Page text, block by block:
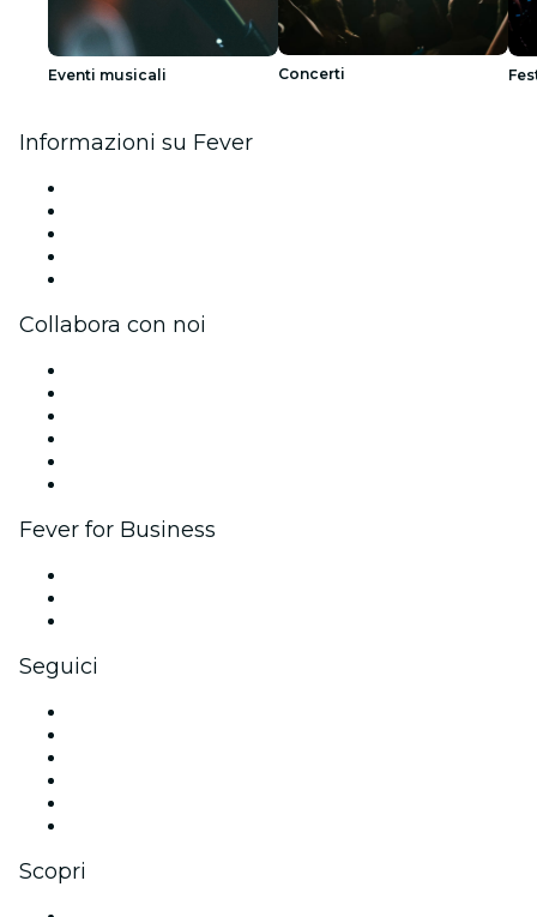
Eventi musicali Concerti
Informazioni su Fever
Collabora con noi
Fever for Business
Seguici
Scopri